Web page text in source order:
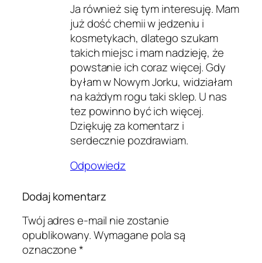
Ja również się tym interesuję. Mam
już dość chemii w jedzeniu i
kosmetykach, dlatego szukam
takich miejsc i mam nadzieję, że
powstanie ich coraz więcej. Gdy
byłam w Nowym Jorku, widziałam
na każdym rogu taki sklep. U nas
tez powinno być ich więcej.
Dziękuję za komentarz i
serdecznie pozdrawiam.
Odpowiedz
Dodaj komentarz
Twój adres e-mail nie zostanie
opublikowany.Wymagane pola są
oznaczone*